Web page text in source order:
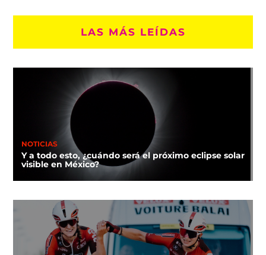
LAS MÁS LEÍDAS
NOTICIAS
Y a todo esto, ¿cuándo será el próximo eclipse solar
visible en México?